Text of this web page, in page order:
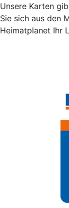
Unsere Karten
Sie sich aus den
Heimatplanet Ihr